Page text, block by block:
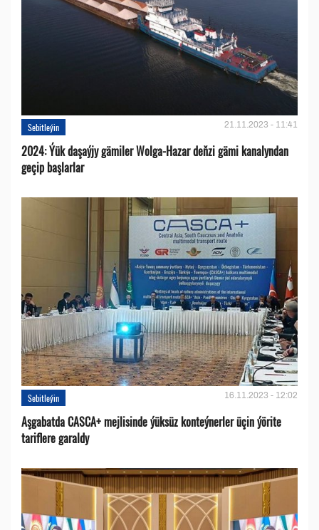
Sebitleýin 21.11.2023 - 11:41
2024: Ýük daşaýjy gämiler Wolga-Hazar deňzi gämi kanalyndan
geçip başlarlar
Sebitleýin 16.11.2023 - 12:02
Aşgabatda CASCA+ mejlisinde ýüksüz konteýnerler üçin ýörite
tariflere garaldy